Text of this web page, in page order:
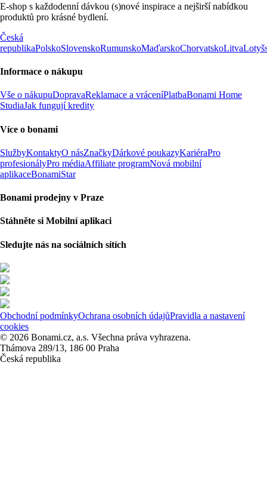
E-shop s každodenní dávkou (s)nové inspirace a nejširší nabídkou
produktů pro krásné bydlení.
Česká
republikaPolskoSlovenskoRumunskoMaďarskoChorvatskoLitva
Informace o nákupu
Vše o nákupuDopravaReklamace a vráceníPlatbaBonami Home
StudiaJak fungují kredity
Více o bonami
SlužbyKontaktyO násZnačkyDárkové poukazyKariéraPro
profesionályPro médiaAffiliate programNová mobilní
aplikaceBonamiStar
Bonami prodejny v Praze
Stáhněte si Mobilní aplikaci
Sledujte nás na sociálních sítích
Obchodní podmínkyOchrana osobních údajůPravidla a nastavení
cookies
© 2026 Bonami.cz, a.s. Všechna práva vyhrazena.
Thámova 289/13, 186 00 Praha
Česká republika